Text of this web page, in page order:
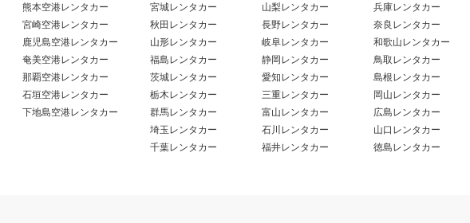
熊本空港レンタカー
宮崎空港レンタカー
鹿児島空港レンタカー
奄美空港レンタカー
那覇空港レンタカー
石垣空港レンタカー
下地島空港レンタカー
宮城レンタカー
秋田レンタカー
山形レンタカー
福島レンタカー
茨城レンタカー
栃木レンタカー
群馬レンタカー
埼玉レンタカー
千葉レンタカー
山梨レンタカー
長野レンタカー
岐阜レンタカー
静岡レンタカー
愛知レンタカー
三重レンタカー
富山レンタカー
石川レンタカー
福井レンタカー
兵庫レンタカー
奈良レンタカー
和歌山レンタカー
鳥取レンタカー
島根レンタカー
岡山レンタカー
広島レンタカー
山口レンタカー
徳島レンタカー